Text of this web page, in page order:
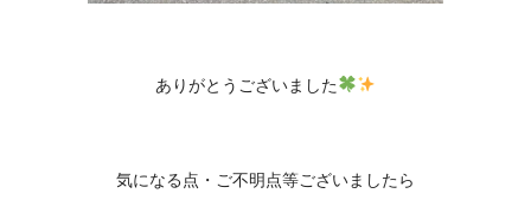
ありがとうございました
気になる点・ご不明点等ございましたら